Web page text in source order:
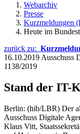
Webarchiv
Presse
Kurzmeldungen
Heute im
zurück zu:
16.10.2019 Ausschuss
1138/2019
Stand der IT-
Berlin: (hib/LBR) Der
Ausschuss Digitale
Klaus Vitt,